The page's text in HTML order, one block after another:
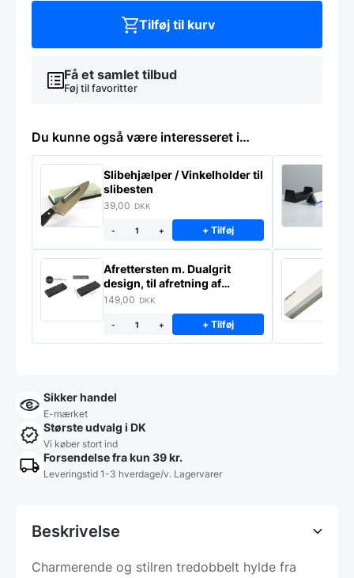
Få et samlet tilbud
Føj til favoritter
Tilføj til kurv
Du kunne også være interesseret i…
Slibehjælper / Vinkelholder til
slibesten
39,00 DKK
- + + Tilføj
Afrettersten m. Dualgrit
design, til afretning af
slibesten
149,00 DKK
- + + Tilføj
Sikker handel
E-mærket
Største udvalg i DK
Vi køber stort ind
Forsendelse fra kun 39 kr.
Leveringstid 1-3 hverdage/v. Lagervarer
Beskrivelse
Charmerende og stilren tredobbelt hylde fra